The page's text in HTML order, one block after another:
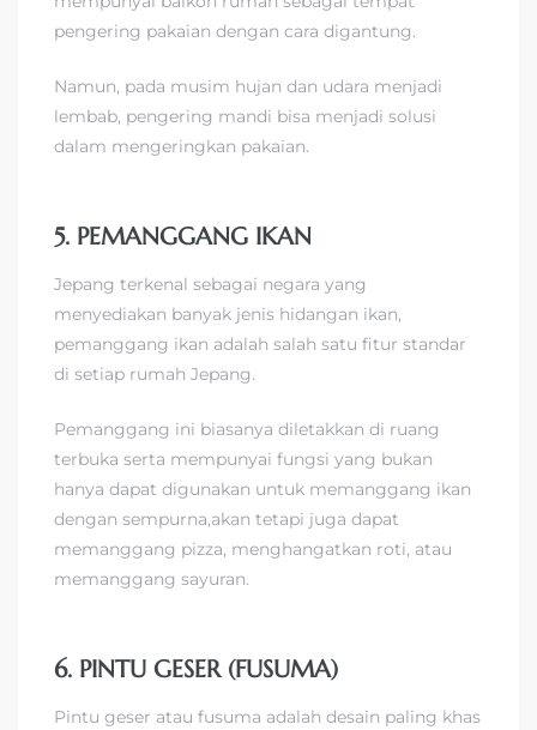
pengering pakaian dengan cara digantung.
Namun, pada musim hujan dan udara menjadi
lembab, pengering mandi bisa menjadi solusi
dalam mengeringkan pakaian.
5. PEMANGGANG IKAN
Jepang terkenal sebagai negara yang
menyediakan banyak jenis hidangan ikan,
pemanggang ikan adalah salah satu fitur standar
di setiap rumah Jepang.
Pemanggang ini biasanya diletakkan di ruang
terbuka serta mempunyai fungsi yang bukan
hanya dapat digunakan untuk memanggang ikan
dengan sempurna,akan tetapi juga dapat
memanggang pizza, menghangatkan roti, atau
memanggang sayuran.
6. PINTU GESER (FUSUMA)
Pintu geser atau fusuma adalah desain paling khas